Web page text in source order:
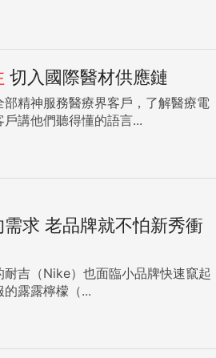
切入國際醫材供應鏈
部精神服務醫療界客戶，了解醫療電
講他們聽得懂的語言...
需求 老品牌就不怕新秀衝
吉（Nike）也面臨小品牌快速竄起
的露露檸檬（...